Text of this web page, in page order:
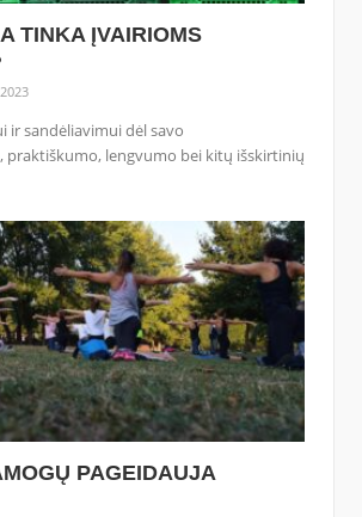
TINKA ĮVAIRIOMS
ir sandėliavimui dėl savo
praktiškumo, lengvumo bei kitų išskirtinių
PAGEIDAUJA